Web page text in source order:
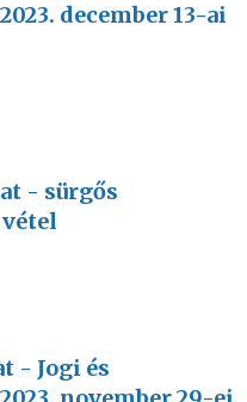
december 13-ai
- sürgős
- Jogi és